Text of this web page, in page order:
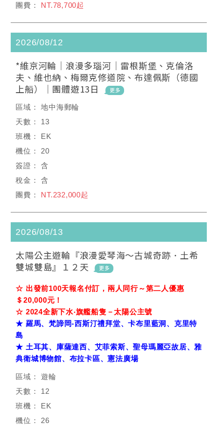
NT.78,700起
2026/08/12
*維京河輪｜浪漫多瑙河｜雷根斯堡、克倫洛
夫、維也納、梅爾克修道院、布達佩斯（德國
上船）｜團體遊13日
地中海郵輪
13
EK
20
含
含
NT.232,000起
2026/08/13
太陽公主遊輪『浪漫愛琴海～古城奇跡．土希
雙城雙島』１２天
☆ 出發前100天報名付訂，兩人同行～第二人優惠
＄20,000元！
☆ 2024全新下水‧旗艦船隻－太陽公主號
★ 羅馬、梵諦岡-西斯汀禮拜堂、卡布里藍洞、克里特
島
★ 土耳其、庫薩達西、艾菲索斯、聖母瑪麗亞故居、雅
典衛城博物館、布拉卡區、憲法廣場
遊輪
12
EK
26